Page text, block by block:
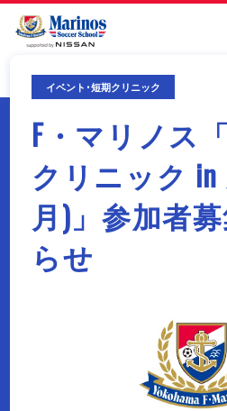
イベント･短期クリニック
F・マリノス
クリニック in
月)」参加者
らせ